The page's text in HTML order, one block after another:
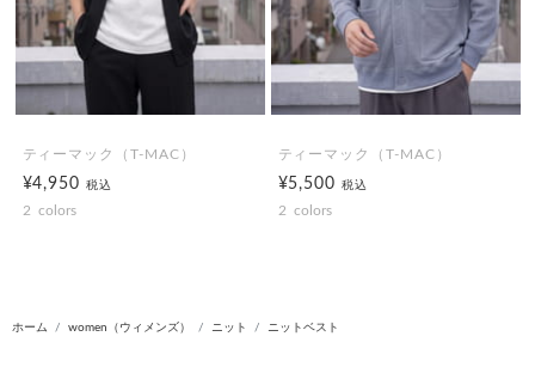
ティーマック（T-MAC）
¥4,950税込
2 colors
ティーマック（T-MAC）
¥5,500税込
2 colors
ホーム women（ウィメンズ） ニット ニットベスト